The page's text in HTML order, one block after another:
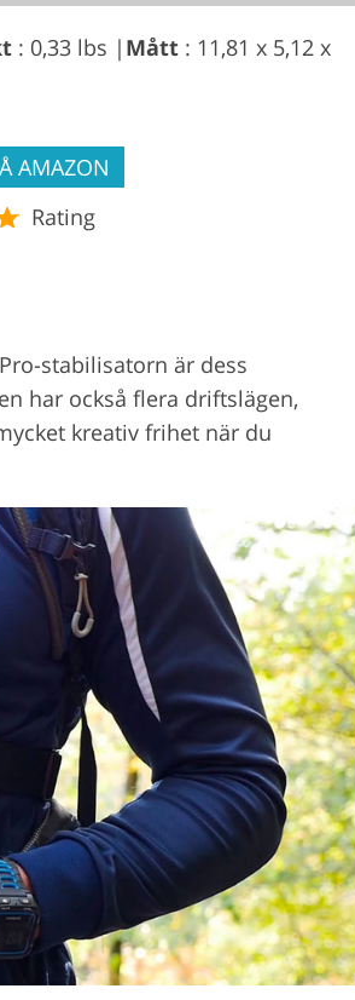
: 0,33 lbs | Mått : 11,81 x 5,12 x
AMAZON
Rating
stabilisatorn är dess
har också flera driftslägen,
kreativ frihet när du